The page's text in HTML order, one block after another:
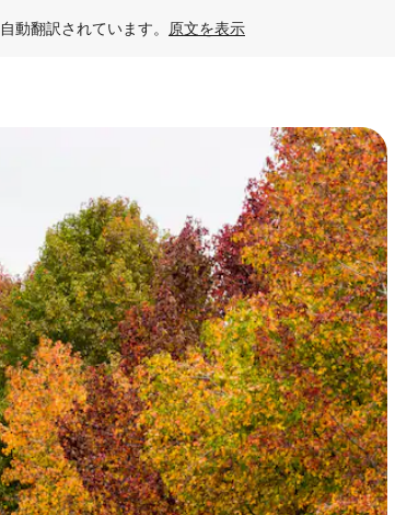
動翻訳されています。 原文を表示
たはスワイプして検索結果を確認することができます。